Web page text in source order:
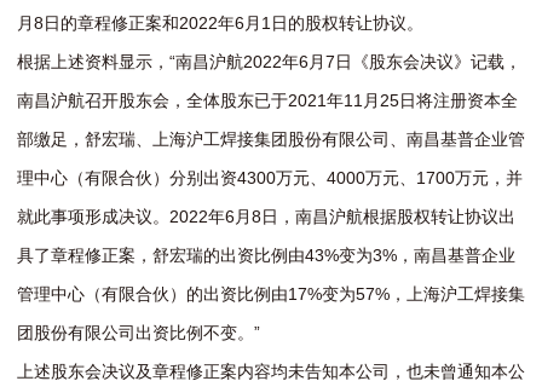
月8日的章程修正案和2022年6月1日的股权转让协议。
根据上述资料显示，“南昌沪航2022年6月7日《股东会决议》记载，
南昌沪航召开股东会，全体股东已于2021年11月25日将注册资本全
部缴足，舒宏瑞、上海沪工焊接集团股份有限公司、南昌基普企业管
理中心（有限合伙）分别出资4300万元、4000万元、1700万元，并
就此事项形成决议。2022年6月8日，南昌沪航根据股权转让协议出
具了章程修正案，舒宏瑞的出资比例由43%变为3%，南昌基普企业
管理中心（有限合伙）的出资比例由17%变为57%，上海沪工焊接集
团股份有限公司出资比例不变。”
上述股东会决议及章程修正案内容均未告知本公司，也未曾通知本公